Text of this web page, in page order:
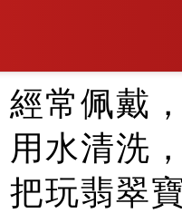
經常佩戴
用水清洗
把玩翡翠